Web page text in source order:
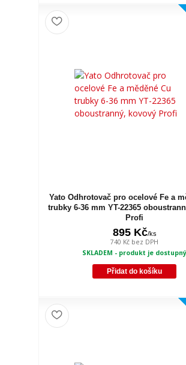
Yato Odhrotovač pro ocelové Fe a
trubky 6-36 mm YT-22365
Profi
895 Kč/ks
740 Kč bez DPH
SKLADEM - produkt je dostupný
Přidat do košíku